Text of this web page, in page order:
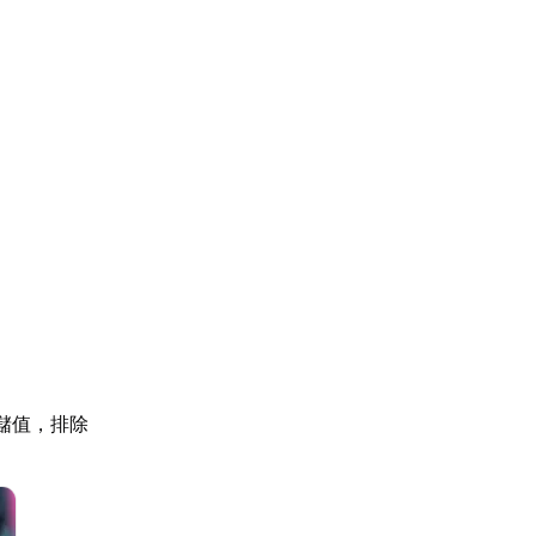
值，排除